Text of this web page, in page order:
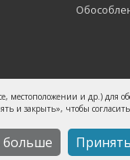
ДВО РАН
и др.) для
и закрыть», чтобы
больше